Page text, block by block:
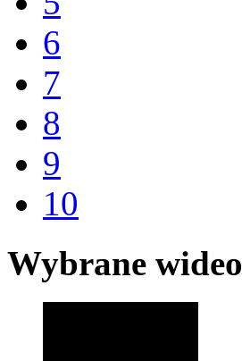
6
7
8
9
10
Wybrane wideo